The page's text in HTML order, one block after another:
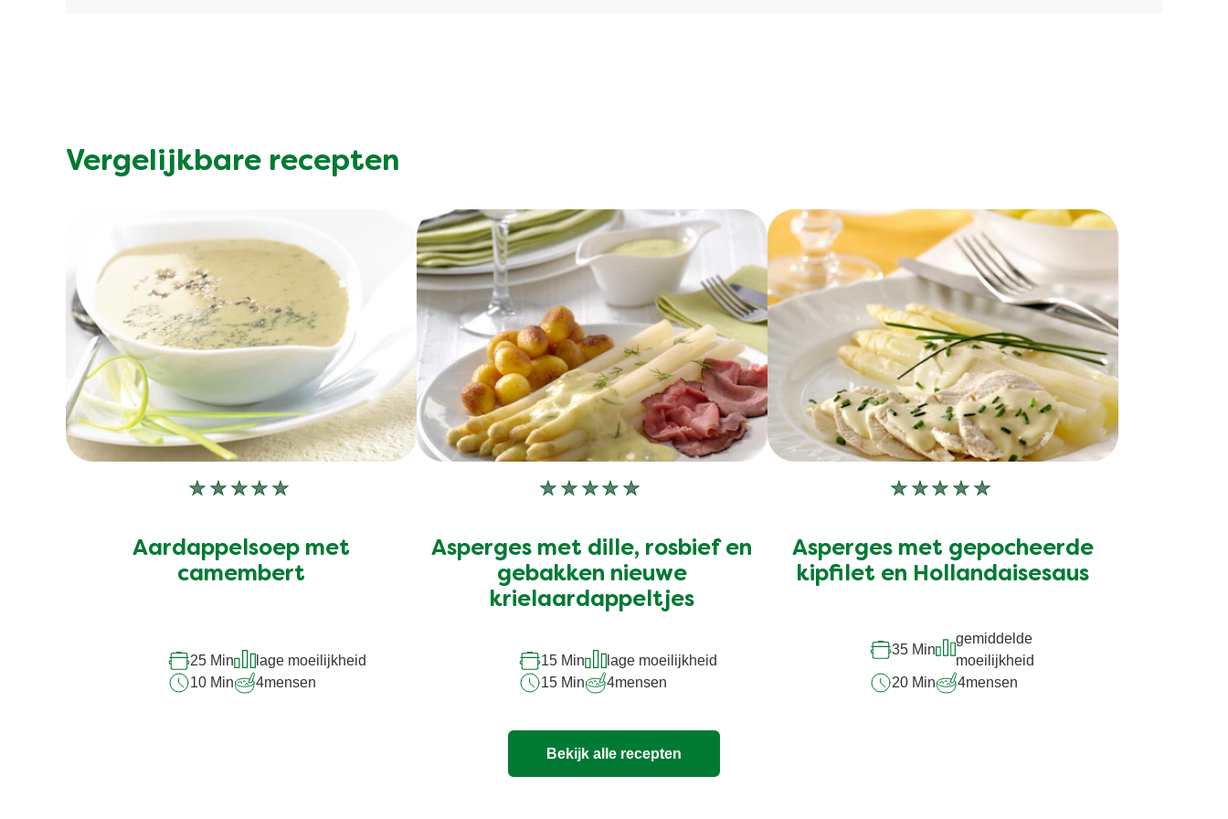
Vergelijkbare recepten
Geen
voor
deze
Aardappelsoep met
camembert
25 Min
lage moeilijkheid
10 Min
4mensen
Geen
voor
deze
Asperges met dille, rosbief en
gebakken nieuwe
krielaardappeltjes
15 Min
lage moeilijkheid
15 Min
4mensen
Geen
voor
deze
Asperges met gepocheerde
kipfilet en Hollandaisesaus
35 Min
gemiddelde
moeilijkheid
20 Min
4mensen
Bekijk alle recepten